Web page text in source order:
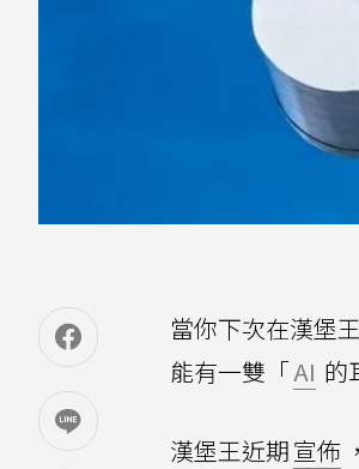
當你下次在漢堡
能有一雙「AI 的
漢堡王近期宣佈